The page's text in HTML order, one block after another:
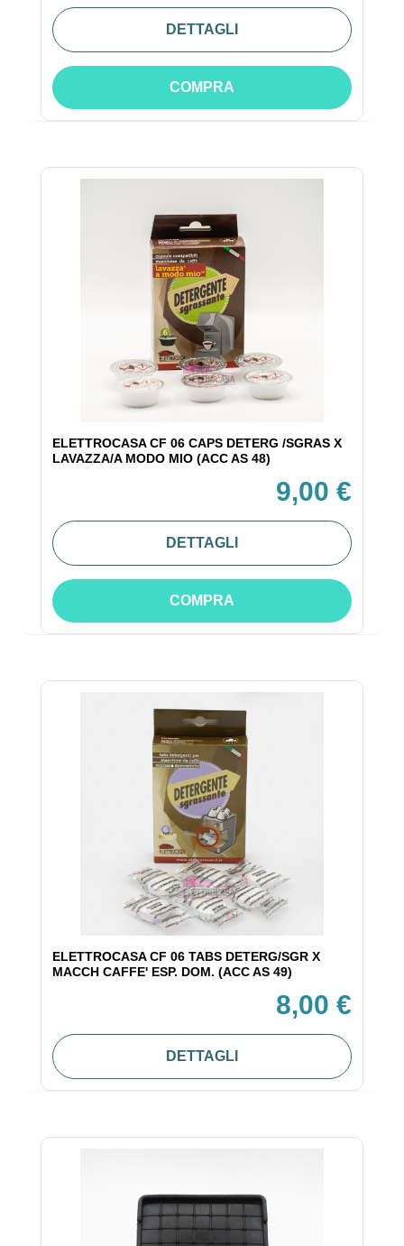
DETTAGLI
COMPRA
ELETTROCASA CF 06 CAPS DETERG /SGRAS X
LAVAZZA/A MODO MIO (ACC AS 48)
9,00 €
DETTAGLI
COMPRA
ELETTROCASA CF 06 TABS DETERG/SGR X
MACCH CAFFE' ESP. DOM. (ACC AS 49)
8,00 €
DETTAGLI